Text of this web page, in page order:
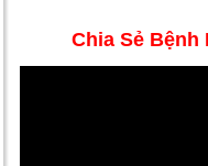
Chia Sẻ Bệnh